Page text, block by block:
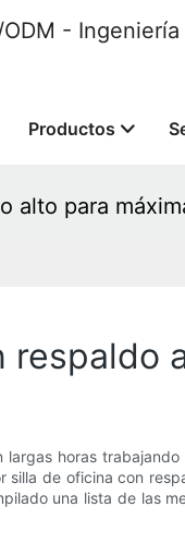
- Ingeniería
Productos
alto para
horas
de oficina con
una lista de las